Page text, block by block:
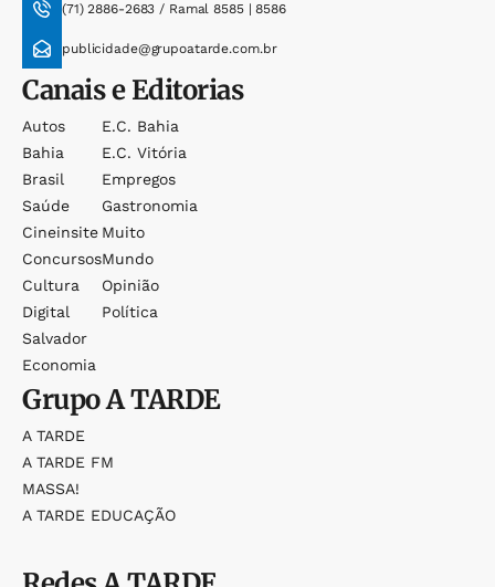
(71) 2886-2683 / Ramal 8585 | 8586
publicidade@grupoatarde.com.br
Canais e Editorias
Autos
Bahia
Brasil
Saúde
Cineinsite
Concursos
Cultura
Digital
Salvador
Economia
E.c. Bahia
E.c. Vitória
Empregos
Gastronomia
Muito
Mundo
Opinião
Política
GrupoA TARDE
A TARDE
A TARDE FM
MASSA!
A TARDE EDUCAÇÃO